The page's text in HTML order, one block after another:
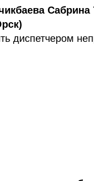
Сабрина
диспетчером